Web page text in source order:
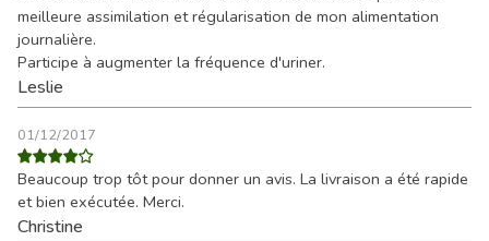
meilleure assimilation et régularisation de mon alimentation
journalière.
Participe à augmenter la fréquence d'uriner.
Leslie
01/12/2017
Beaucoup trop tôt pour donner un avis. La livraison a été rapide
et bien exécutée. Merci.
Christine